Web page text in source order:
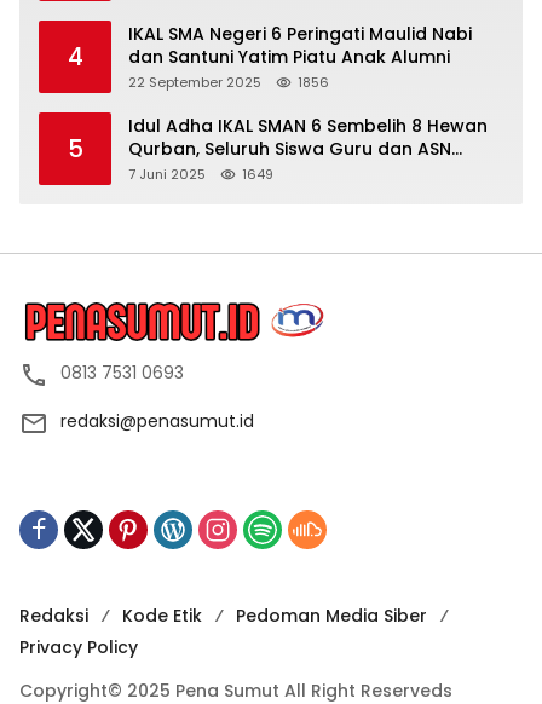
4
IKAL SMA Negeri 6 Peringati Maulid Nabi
dan Santuni Yatim Piatu Anak Alumni
22 September 2025 1856
5
Idul Adha IKAL SMAN 6 Sembelih 8 Hewan
Qurban, Seluruh Siswa Guru dan ASN
Dapat Daging
7 Juni 2025 1649
0813 7531 0693
redaksi@penasumut.id
Redaksi Kode Etik
Pedoman Media Siber
Privacy Policy
Copyright© 2025 Pena Sumut All Right Reserveds